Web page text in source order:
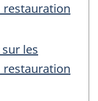
restauration
les
restauration